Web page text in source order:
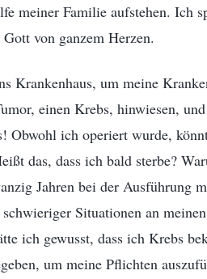
meiner Familie aufstehen. Ich
von ganzem Herzen.
Krankenhaus, um meine
einen Krebs, hinwiesen,
ich operiert wurde,
das, dass ich bald sterbe?
Jahren bei der Ausführung
Situationen an
ich gewusst, dass ich Krebs
um meine Pflichten